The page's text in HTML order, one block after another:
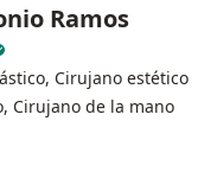
Ramos
Cirujano estético
Cirujano de la mano